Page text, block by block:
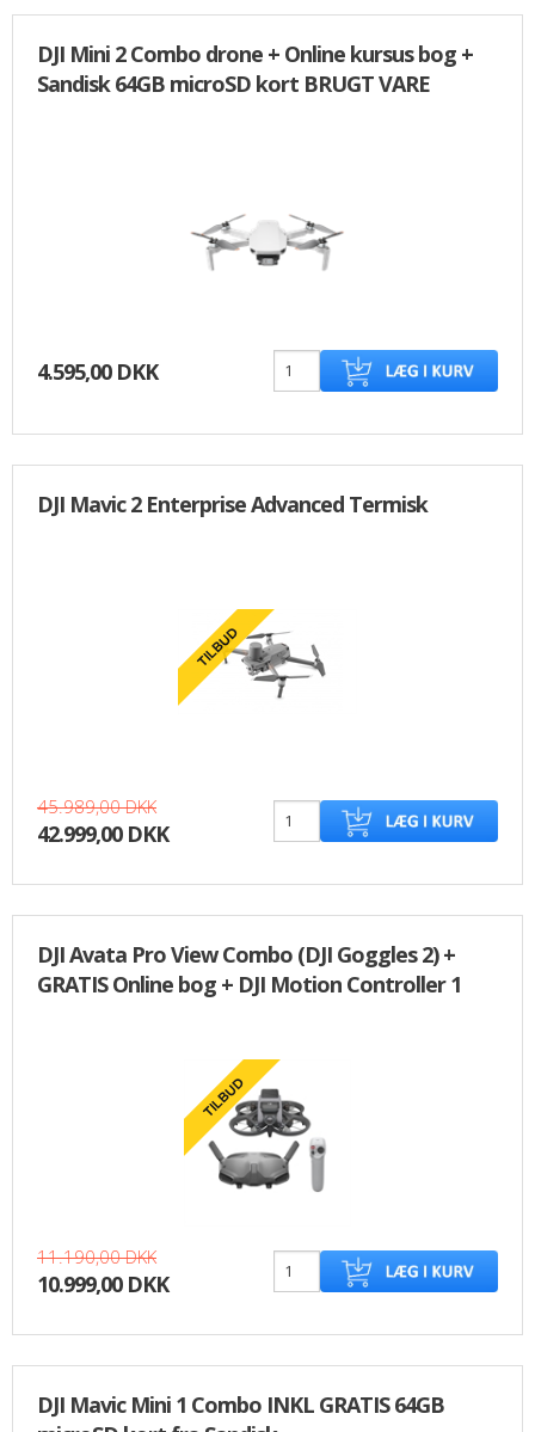
DJI Mini 2 Combo drone + Online kursus bog +
Sandisk 64GB microSD kort BRUGT VARE
4.595,00 DKK
DJI Mavic 2 Enterprise Advanced Termisk
45.989,00 DKK
42.999,00 DKK
DJI Avata Pro View Combo (DJI Goggles 2) +
GRATIS Online bog + DJI Motion Controller 1
11.190,00 DKK
10.999,00 DKK
DJI Mavic Mini 1 Combo INKL GRATIS 64GB